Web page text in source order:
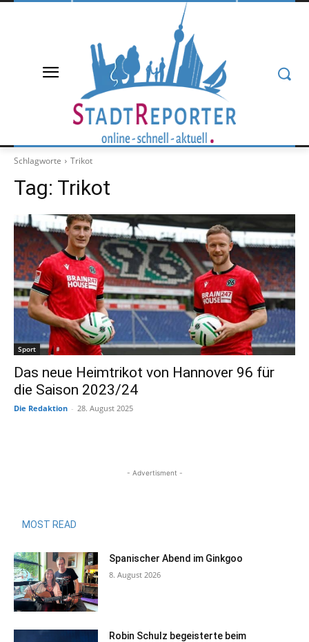
Schlagworte Trikot
Tag: Trikot
Sport
Das neue Heimtrikot von Hannover 96 für
die Saison 2023/24
Die Redaktion - 28. August 2025
- Advertisment -
MOST READ
Spanischer Abend im Ginkgoo
8. August 2026
Robin Schulz begeisterte beim